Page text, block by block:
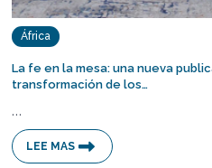
África
La fe en la mesa: una nueva
transformación de los…
…
LEE MAS